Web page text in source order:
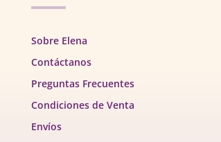
Sobre Elena
Contáctanos
Preguntas Frecuentes
Condiciones de Venta
Envíos